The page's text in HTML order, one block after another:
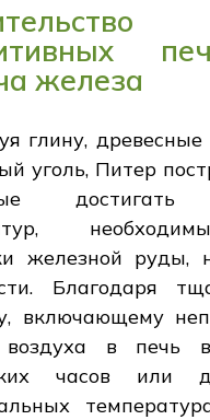
железа
глину,
уголь, Питер
достигать
железной руды,
Благодаря
включающему
воздуха в печь
часов или